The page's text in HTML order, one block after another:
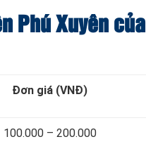
Phú Xuyên của
Đơn giá (VNĐ)
100.000 – 200.000